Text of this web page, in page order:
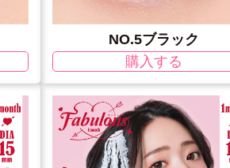
NO.5ブラック
購入する